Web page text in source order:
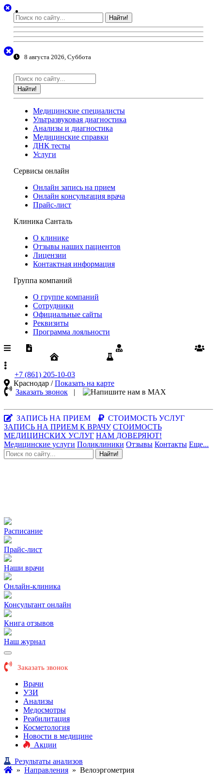
Найти!
8 августа 2026, Суббота
Найти!
Медицинские специалисты
Ультразвуковая диагностика
Анализы и диагностика
Медицинские справки
ДНК тесты
Услуги
Сервисы онлайн
Онлайн запись на прием
Онлайн консультация врача
Прайс-лист
Клиника Санталь
О клинике
Отзывы наших пациентов
Лицензии
Контактная информация
Группа компаний
О группе компаний
Сотрудники
Официальные сайты
Реквизиты
Программа лояльности
+7 (861) 205-10-03
Краснодар /Показать на карте
Заказать звонок |
ЗАПИСЬ НА ПРИЕМ
СТОИМОСТЬ УСЛУГ
ЗАПИСЬ НА ПРИЕМ К ВРАЧУ СТОИМОСТЬ
МЕДИЦИНСКИХ УСЛУГ НАМ ДОВЕРЯЮТ!
Медицинские услуги Поликлиники Отзывы Контакты Еще...
Найти!
Расписание
Прайс-лист
Наши врачи
Онлайн-клиника
Консультант онлайн
Книга отзывов
Наш журнал
Заказать звонок
Врачи
УЗИ
Анализы
Медосмотры
Реабилитация
Косметология
Новости в медицине
Акции
Результаты анализов
» Направления » Велоэргометрия